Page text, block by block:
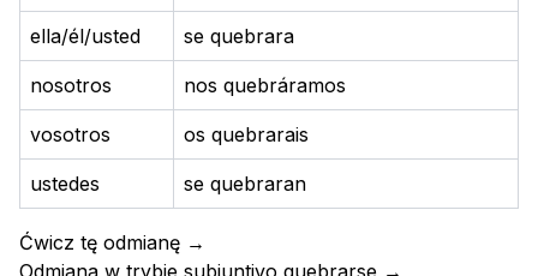
ella/él/usted se quebrara
nosotros nos quebráramos
vosotros os quebrarais
ustedes se quebraran
Ćwicz tę odmianę →
Odmiana w trybie subjuntivo quebrarse →